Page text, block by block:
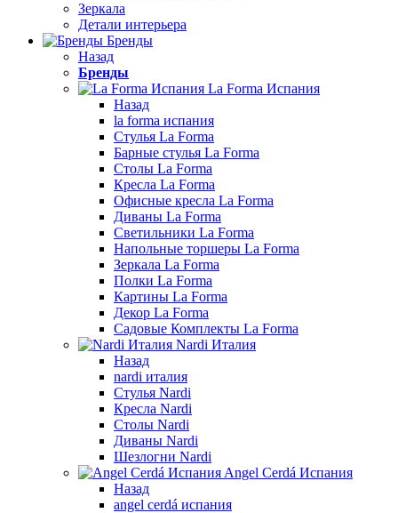
Зеркала
Детали интерьера
Бренды
Назад
Бренды
La Forma Испания
Назад
la forma испания
Стулья La Forma
Барные стулья La Forma
Столы La Forma
Кресла La Forma
Офисные кресла La Forma
Диваны La Forma
Светильники La Forma
Напольные торшеры La Forma
Зеркала La Forma
Полки La Forma
Картины La Forma
Декор La Forma
Садовые Комплекты La Forma
Nardi Италия
Назад
nardi италия
Стулья Nardi
Кресла Nardi
Столы Nardi
Диваны Nardi
Шезлогни Nardi
Angel Cerdá Испания
Назад
angel cerdá испания